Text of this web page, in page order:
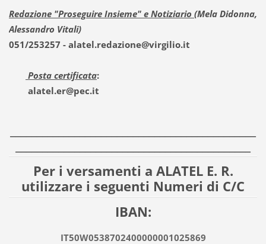
Redazione "Proseguire Insieme" e Notiziario (Mela Didonna,
Alessandro Vitali)
051/253257 - alatel.redazione@virgilio.it
Posta certificata:
alatel.er@pec.it
Per i versamenti a ALATEL E. R.
utilizzare i seguenti Numeri di C/C
IBAN:
IT50W0538702400000001025869